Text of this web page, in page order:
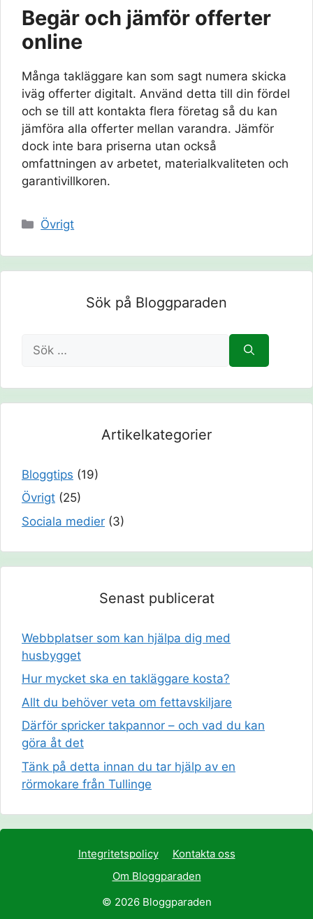
Begär och jämför offerter
online
Många takläggare kan som sagt numera skicka
iväg offerter digitalt. Använd detta till din fördel
och se till att kontakta flera företag så du kan
jämföra alla offerter mellan varandra. Jämför
dock inte bara priserna utan också
omfattningen av arbetet, materialkvaliteten och
garantivillkoren.
Kategorier
Övrigt
Sök på Bloggparaden
efter:
Artikelkategorier
Bloggtips (19)
Övrigt (25)
Sociala medier (3)
Senast publicerat
Webbplatser som kan hjälpa dig med
husbygget
Hur mycket ska en takläggare kosta?
Allt du behöver veta om fettavskiljare
Därför spricker takpannor – och vad du kan
göra åt det
Tänk på detta innan du tar hjälp av en
rörmokare från Tullinge
Integritetspolicy
Kontakta oss
Om Bloggparaden
© 2026 Bloggparaden